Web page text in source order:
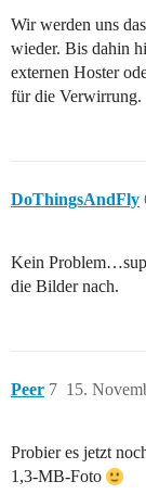
Wir werden uns
wieder. Bis dahin
externen Hoster
für die Verwirrung.
DoThingsAndFly
Kein
die Bilder nach.
Peer 15.
7
Probier es jetzt
1,3-MB-Foto